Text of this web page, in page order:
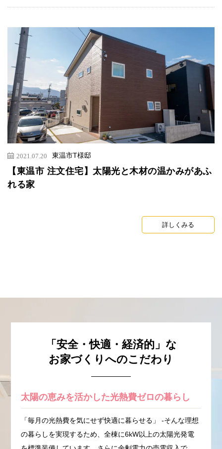
2021.07.20 東温市T様邸
【東温市 注文住宅】太陽光と木材の温かみがあふ
れる家
詳しくみる
「安全・快適・経済的」な
お家づくりへのこだわり
太陽の恵みを活かした光熱費ゼロの暮らし
「毎月の光熱費を気にせず快適に暮らせる」 -そんな理想
の暮らしを実現するため、全棟に6kW以上の太陽光発電